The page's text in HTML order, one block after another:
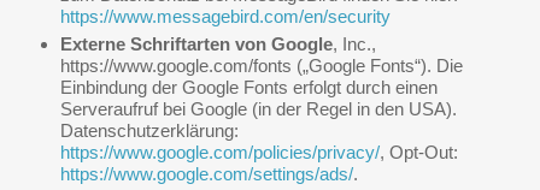
https://www.messagebird.com/en/security
Externe Schriftarten von Google, Inc.,
https://www.google.com/fonts („Google Fonts“). Die
Einbindung der Google Fonts erfolgt durch einen
Serveraufruf bei Google (in der Regel in den USA).
Datenschutzerklärung:
https://www.google.com/policies/privacy/, Opt-Out:
https://www.google.com/settings/ads/.